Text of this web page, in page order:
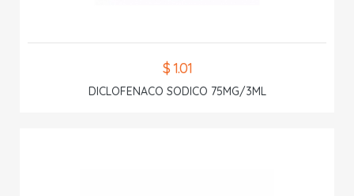
$ 1.01
DICLOFENACO SODICO 75MG/3ML